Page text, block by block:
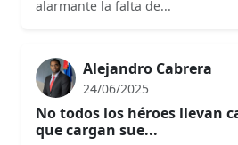
alarmante la falta de...
Alejandro Cabrera
24/06/2025
No todos los héroes llevan
que cargan sue...